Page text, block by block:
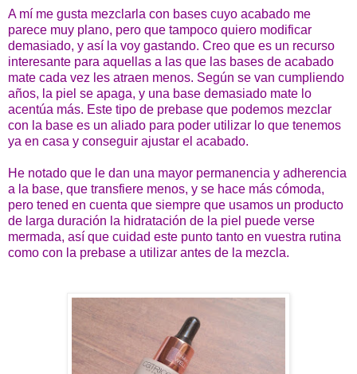
A mí me gusta mezclarla con bases cuyo acabado me
parece muy plano, pero que tampoco quiero modificar
demasiado, y así la voy gastando. Creo que es un recurso
interesante para aquellas a las que las bases de acabado
mate cada vez les atraen menos. Según se van cumpliendo
años, la piel se apaga, y una base demasiado mate lo
acentúa más. Este tipo de prebase que podemos mezclar
con la base es un aliado para poder utilizar lo que tenemos
ya en casa y conseguir ajustar el acabado.
He notado que le dan una mayor permanencia y adherencia
a la base, que transfiere menos, y se hace más cómoda,
pero tened en cuenta que siempre que usamos un producto
de larga duración la hidratación de la piel puede verse
mermada, así que cuidad este punto tanto en vuestra rutina
como con la prebase a utilizar antes de la mezcla.